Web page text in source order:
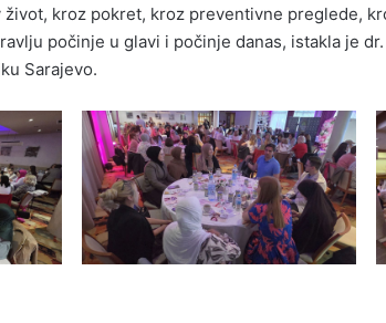
kroz pokret, kroz preventivne preglede,
počinje u glavi i počinje danas, istakla je
Sarajevo.